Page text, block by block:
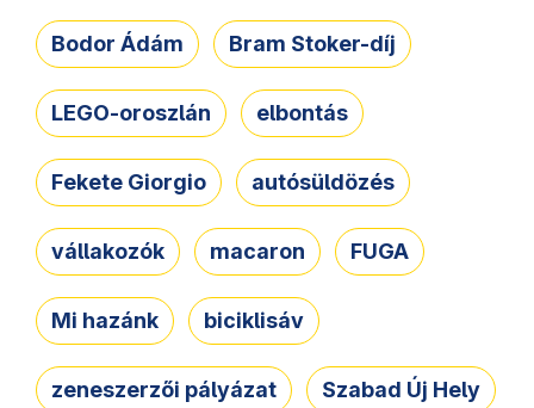
Bodor Ádám Bram Stoker-díj
LEGO-oroszlán elbontás
Fekete Giorgio autósüldözés
vállakozók macaron FUGA
Mi hazánk biciklisáv
zeneszerzői pályázat Szabad Új Hely